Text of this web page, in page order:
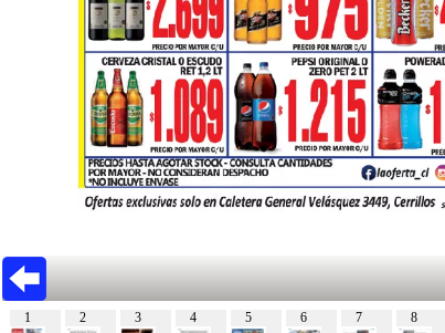
1 2 3 4 5 6 7 8